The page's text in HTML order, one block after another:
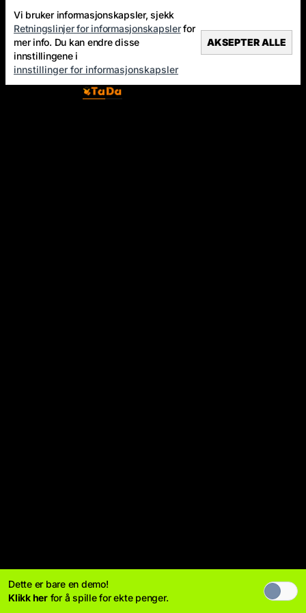
Dette er bare en demo!
Klikk herfor å spille for ekte penger.
Vi bruker informasjonskapsler, sjekk
Retningslinjer for informasjonskapslerfor
mer info. Du kan endre disse
innstillingene i
innstillinger for informasjonskapsler
AKSEPTER ALLE